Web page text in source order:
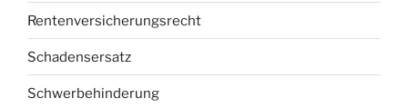
Rentenversicherungsrecht
Schadensersatz
Schwerbehinderung